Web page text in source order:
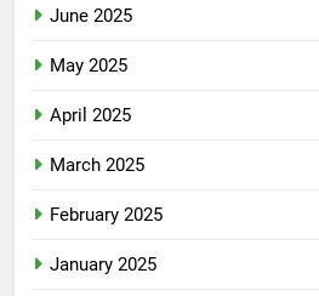
June 2025
May 2025
April 2025
March 2025
February 2025
January 2025